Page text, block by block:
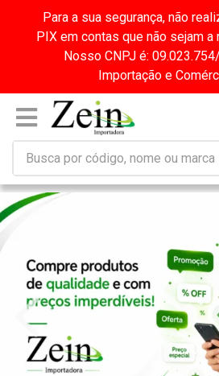
Para a sua segurança, não
PIX em contas que não sejam
Nosso CNPJ é:
Importação e